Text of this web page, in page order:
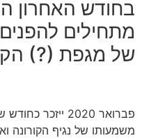
בחודש האחרון
מתחילים
של מגפת (?)
פברואר 2020
משמעותו של נגיף הקורונה